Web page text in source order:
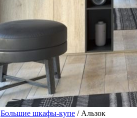
Большие шкафы-купе / Альзок